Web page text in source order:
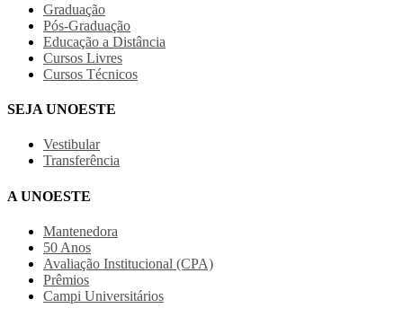
Graduação
Pós-Graduação
Educação a Distância
Cursos Livres
Cursos Técnicos
SEJA UNOESTE
Vestibular
Transferência
A UNOESTE
Mantenedora
50 Anos
Avaliação Institucional (CPA)
Prêmios
Campi Universitários